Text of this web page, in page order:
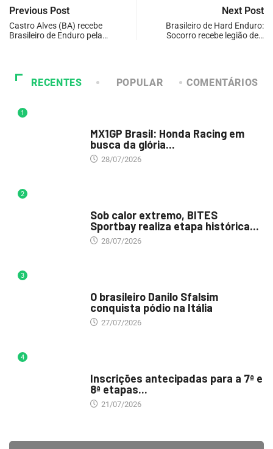
Previous Post
Castro Alves (BA) recebe
Brasileiro de Enduro pela…
Next Post
Brasileiro de Hard Enduro:
Socorro recebe legião de…
RECENTES POPULAR COMENTÁRIOS
1
MX1GP Brasil: Honda Racing em
busca da glória...
28/07/2026
2
Sob calor extremo, BITES
Sportbay realiza etapa histórica...
28/07/2026
3
O brasileiro Danilo Sfalsim
conquista pódio na Itália
27/07/2026
4
Inscrições antecipadas para a 7ª e
8ª etapas...
21/07/2026